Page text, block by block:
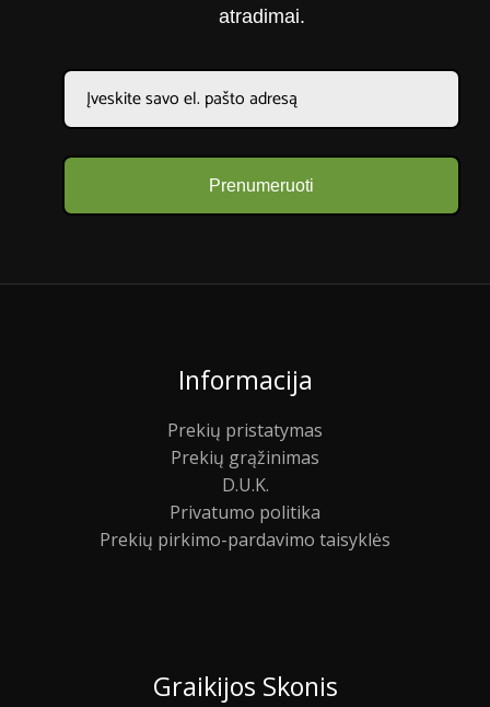
atradimai.
Prenumeruoti
Informacija
Prekių pristatymas
Prekių grąžinimas
D.U.K.
Privatumo politika
Prekių pirkimo-pardavimo taisyklės
Graikijos Skonis